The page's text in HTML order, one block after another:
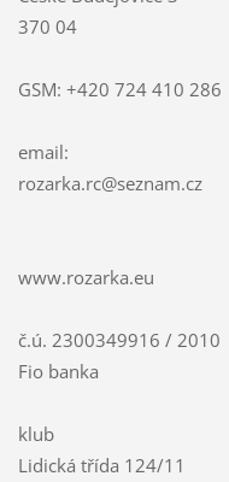
370 04
GSM: +420 724 410 286
email:
rozarka.rc@seznam.cz
www.rozarka.eu
č.ú. 2300349916 / 2010
Fio banka
klub
Lidická třída 124/11